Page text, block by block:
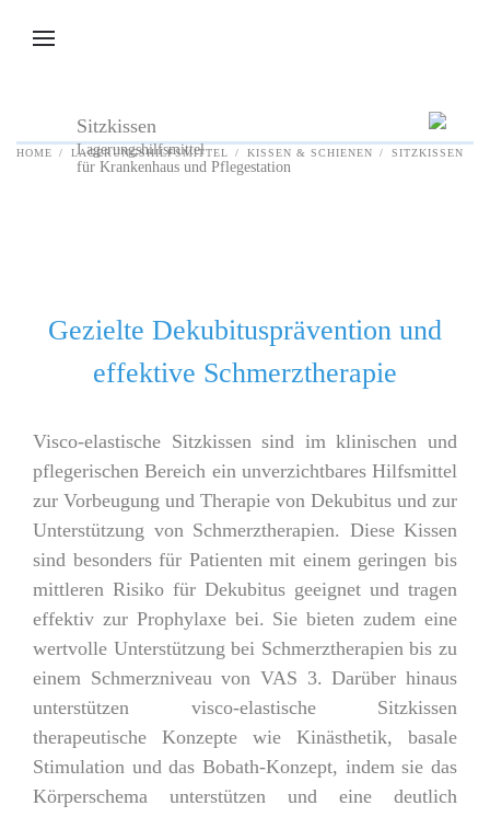
Zum Hauptinhalt springen
Sitzkissen
Lagerungshilfsmittel
für Krankenhaus und Pflegestation
HOME LAGERUNGSHILFSMITTEL KISSEN & SCHIENEN SITZKISSEN
Gezielte Dekubitusprävention und
effektive Schmerztherapie
Visco-elastische Sitzkissen sind im klinischen und
pflegerischen Bereich ein unverzichtbares Hilfsmittel
zur Vorbeugung und Therapie von Dekubitus und zur
Unterstützung von Schmerztherapien. Diese Kissen
sind besonders für Patienten mit einem geringen bis
mittleren Risiko für Dekubitus geeignet und tragen
effektiv zur Prophylaxe bei. Sie bieten zudem eine
wertvolle Unterstützung bei Schmerztherapien bis zu
einem Schmerzniveau von VAS 3. Darüber hinaus
unterstützen visco-elastische Sitzkissen
therapeutische Konzepte wie Kinästhetik, basale
Stimulation und das Bobath-Konzept, indem sie das
Körperschema unterstützen und eine deutlich